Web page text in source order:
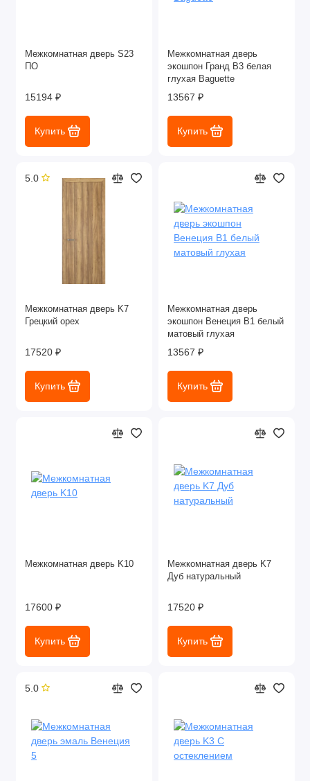
Межкомнатная дверь S23
ПО
15194 ₽
Купить
Межкомнатная дверь
экошпон Гранд В3 белая
глухая Baguette
13567 ₽
Купить
5.0
Межкомнатная дверь K7
Грецкий орех
17520 ₽
Купить
Межкомнатная дверь
экошпон Венеция В1 белый
матовый глухая
13567 ₽
Купить
Межкомнатная дверь K10
17600 ₽
Купить
Межкомнатная дверь K7
Дуб натуральный
17520 ₽
Купить
5.0